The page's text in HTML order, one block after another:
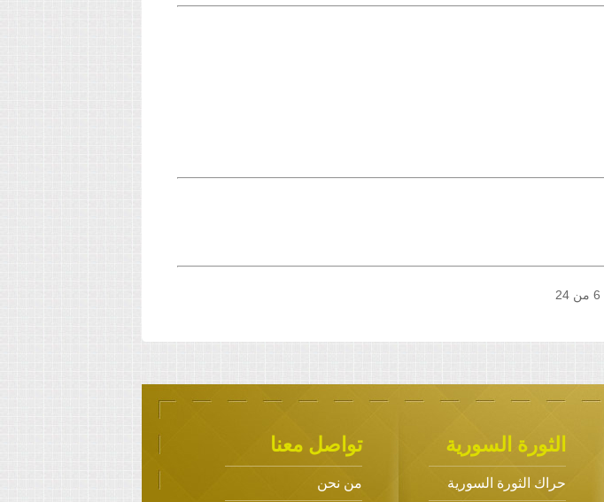
الثورة السورية
حراك الثورة السورية
تواصل معنا
من نحن